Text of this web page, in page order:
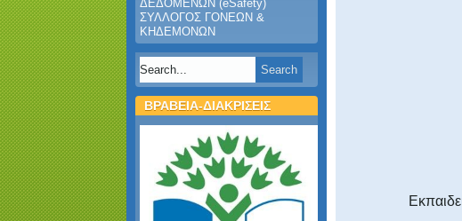
ΔΕΔΟΜΕΝΩΝ (eSafety)
ΣΥΛΛΟΓΟΣ ΓΟΝΕΩΝ &
ΚΗΔΕΜΟΝΩΝ
ΒΡΑΒΕΙΑ-ΔΙΑΚΡΙΣΕΙΣ